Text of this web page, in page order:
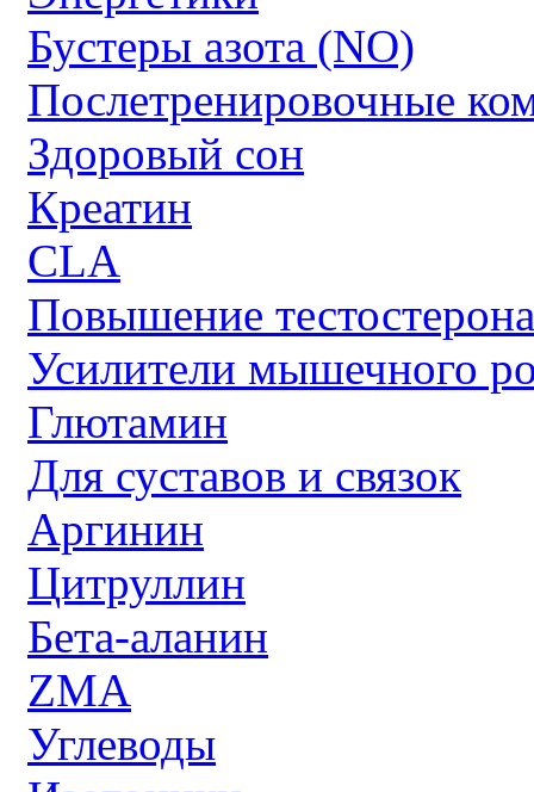
Бустеры азота (NO)
Послетренировочные
Здоровый сон
Креатин
CLA
Повышение тестостерона
Усилители мышечного
Глютамин
Для суставов и связок
Аргинин
Цитруллин
Бета-аланин
ZMA
Углеводы